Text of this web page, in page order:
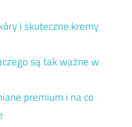
i skuteczne kremy
są tak ważne w
premium i na co